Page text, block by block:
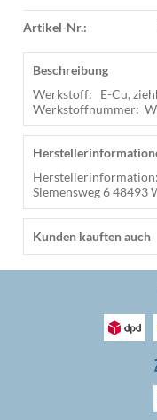
Artikel-Nr.:
Beschreibung
Werkstoff: E-Cu,
Werkstoffnummer:
Siemensweg 6 48493
Kunden kauften auch